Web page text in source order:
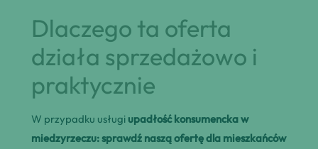
Dlaczego ta oferta
działa sprzedażowo i
praktycznie
W przypadku usługi upadłość konsumencka w
miedzyrzeczu: sprawdź naszą ofertę dla mieszkańców